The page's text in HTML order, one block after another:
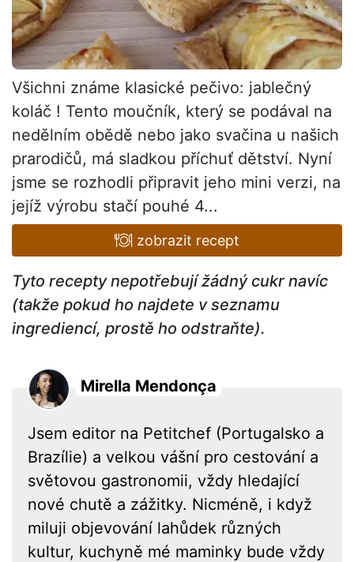
Všichni známe klasické pečivo: jablečný
koláč ! Tento moučník, který se podával na
nedělním obědě nebo jako svačina u našich
prarodičů, má sladkou příchuť dětství. Nyní
jsme se rozhodli připravit jeho mini verzi, na
jejíž výrobu stačí pouhé 4...
zobrazit recept
Tyto recepty nepotřebují žádný cukr navíc
(takže pokud ho najdete v seznamu
ingrediencí, prostě ho odstraňte).
Mirella Mendonça
Jsem editor na Petitchef (Portugalsko a
Brazílie) a velkou vášní pro cestování a
světovou gastronomii, vždy hledající
nové chutě a zážitky. Nicméně, i když
miluji objevování lahůdek různých
kultur, kuchyně mé maminky bude vždy